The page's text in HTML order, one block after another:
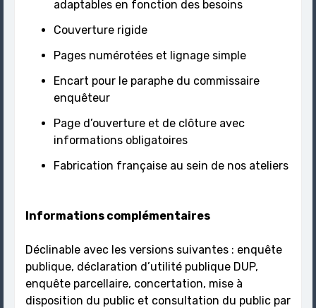
adaptables en fonction des besoins
Couverture rigide
Pages numérotées et lignage simple
Encart pour le paraphe du commissaire
enquêteur
Page d’ouverture et de clôture avec
informations obligatoires
Fabrication française au sein de nos ateliers
Informations complémentaires
Déclinable avec les versions suivantes : enquête
publique, déclaration d’utilité publique DUP,
enquête parcellaire, concertation, mise à
disposition du public et consultation du public par